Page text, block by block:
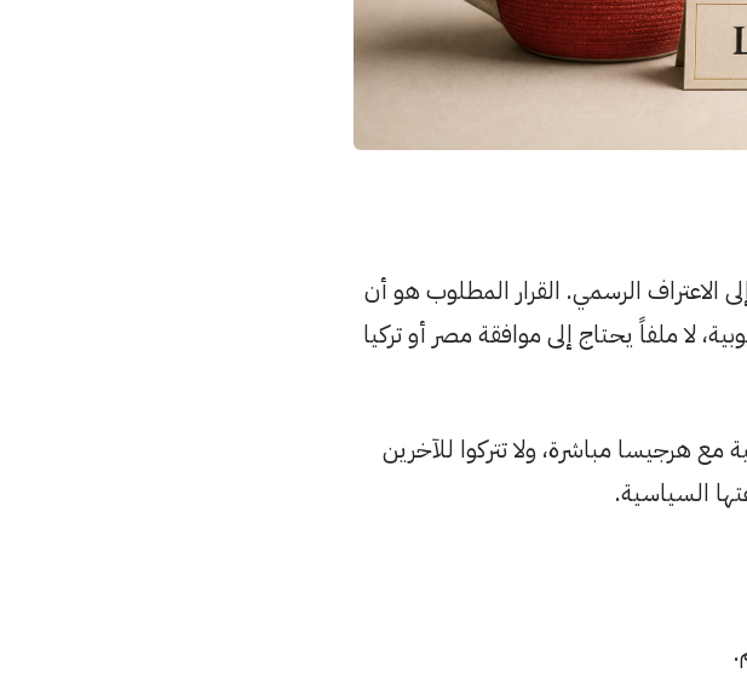
الاعتراف الرسمي. القرار المطلوب هو أن
لا ملفاً يحتاج إلى موافقة مصر أو تركيا
مع هرجيسا مباشرة، ولا تتركوا للآخرين
السياسية.